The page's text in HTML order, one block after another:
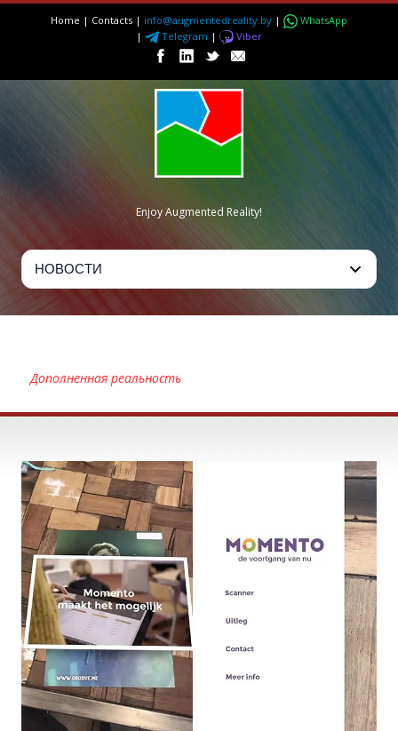
Home | Contacts | info@augmentedreality.by |
WhatsApp
|
Telegram | Viber
Enjoy Augmented Reality!
Дополненная реальность